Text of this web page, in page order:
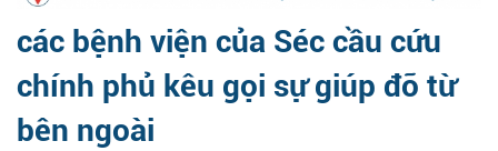
các bệnh viện của Séc cầu cứu
chính phủ kêu gọi sự giúp đỡ từ
bên ngoài